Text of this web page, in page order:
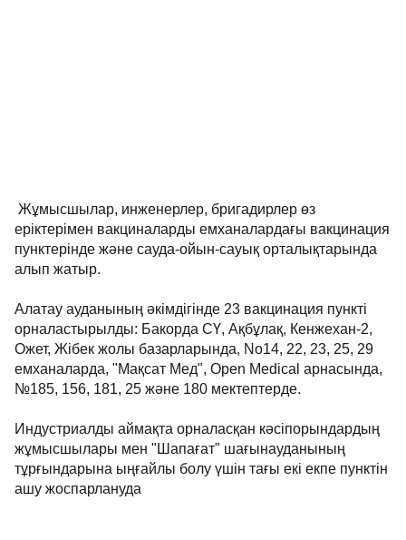
Жұмысшылар, инженерлер, бригадирлер өз
еріктерімен вакциналарды емханалардағы вакцинация
пунктерінде және сауда-ойын-сауық орталықтарында
алып жатыр.
Алатау ауданының әкімдігінде 23 вакцинация пункті
орналастырылды: Бакорда СҮ, Ақбұлақ, Кенжехан-2,
Ожет, Жібек жолы базарларында, No14, 22, 23, 25, 29
емханаларда, "Мақсат Мед", Open Medical арнасында,
№185, 156, 181, 25 және 180 мектептерде.
Индустриалды аймақта орналасқан кәсіпорындардың
жұмысшылары мен "Шапағат" шағынауданының
тұрғындарына ыңғайлы болу үшін тағы екі екпе пунктін
ашу жоспарлануда